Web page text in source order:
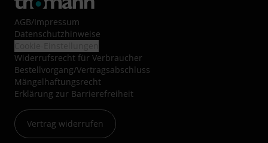
AGB/Impressum
Datenschutzhinweise
Widerrufsrecht für Verbraucher
Bestellvorgang/Vertragsabschluss
Mängelhaftungsrecht
Erklärung zur Barrierefreiheit
Vertrag widerrufen